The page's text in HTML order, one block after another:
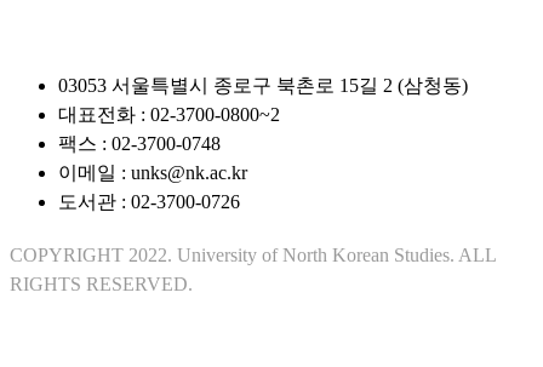
03053 서울특별시 종로구 북촌로 15길 2 (삼청동)
대표전화 : 02-3700-0800~2
팩스 : 02-3700-0748
이메일 : unks@nk.ac.kr
도서관 : 02-3700-0726
COPYRIGHT 2022. University of North Korean Studies. ALL
RIGHTS RESERVED.